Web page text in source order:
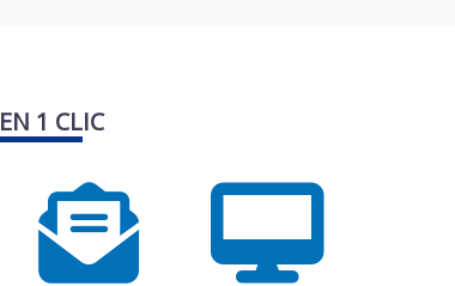
EN 1 CLIC